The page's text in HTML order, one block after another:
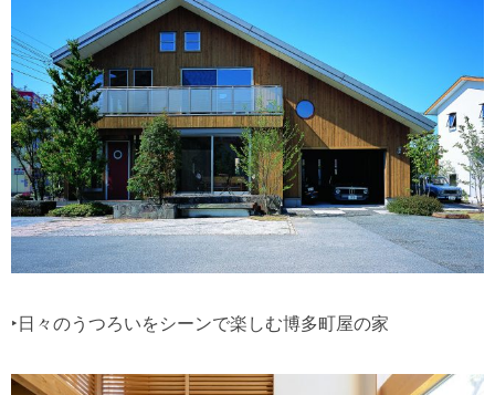
‣日々のうつろいをシーンで楽しむ博多町屋の家